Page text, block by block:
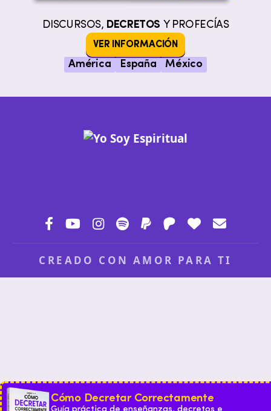
DISCURSOS, DECRETOS Y PROFECÍAS
VER INFORMACIÓN
América España México
CREADO CON AMOR PARA TI
Cómo Decretar Correctamente